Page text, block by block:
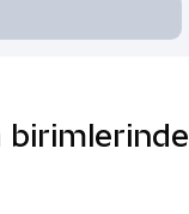
birimlerinde